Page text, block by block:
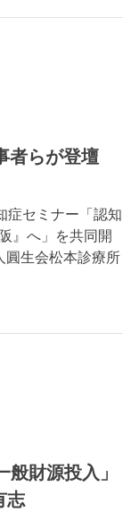
者らが登壇
症セミナー「認知
』へ」を共同開
圓生会松本診療所
財源投入」
志